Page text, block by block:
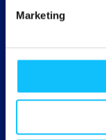
Marketing
Yli